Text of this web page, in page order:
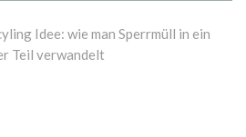
Idee: wie man Sperrmüll in ein
Teil verwandelt